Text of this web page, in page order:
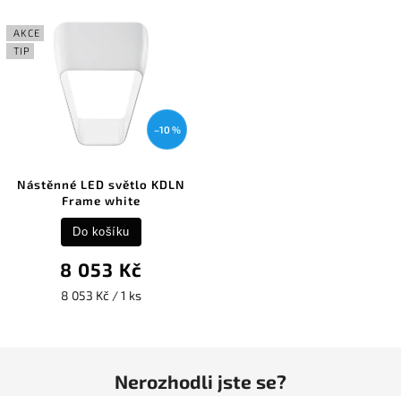
AKCE
TIP
–10 %
Nástěnné LED světlo KDLN
Frame white
8 053 Kč
8 053 Kč / 1 ks
Do košíku
Nerozhodli jste se?